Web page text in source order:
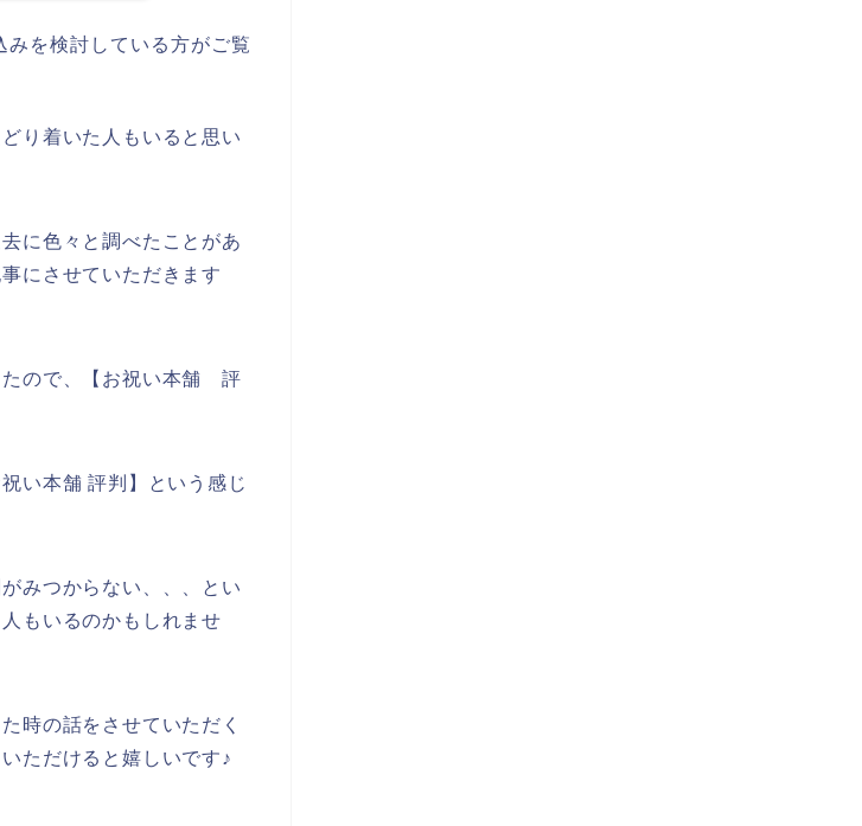
みを検討している方がご覧
り着いた人もいると思い
に色々と調べたことがあ
にさせていただきます
たので、【お祝い本舗 評
い本舗 評判】という感じ
みつからない、、、とい
もいるのかもしれませ
時の話をさせていただく
ただけると嬉しいです♪